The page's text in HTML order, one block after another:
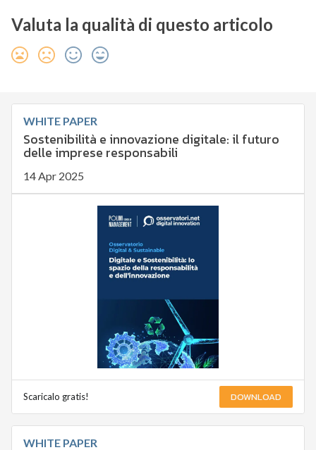
Valuta la qualità di questo articolo
WHITE PAPER
Sostenibilità e innovazione digitale: il futuro
delle imprese responsabili
14 Apr 2025
Scaricalo gratis! DOWNLOAD
WHITE PAPER